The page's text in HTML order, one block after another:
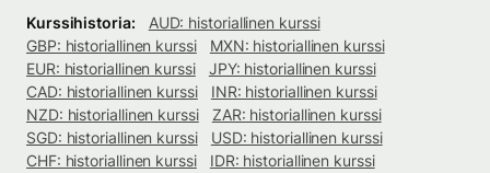
Kurssihistoria:
AUD: historiallinen kurssi
GBP: historiallinen kurssi
MXN: historiallinen kurssi
EUR: historiallinen kurssi
JPY: historiallinen kurssi
CAD: historiallinen kurssi
INR: historiallinen kurssi
NZD: historiallinen kurssi
ZAR: historiallinen kurssi
SGD: historiallinen kurssi
USD: historiallinen kurssi
CHF: historiallinen kurssi
IDR: historiallinen kurssi